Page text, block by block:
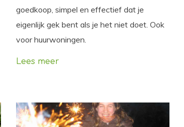
goedkoop, simpel en effectief dat je
eigenlijk gek bent als je het niet doet. Ook
voor huurwoningen.
Lees meer